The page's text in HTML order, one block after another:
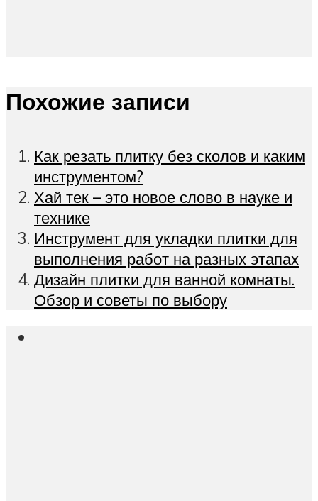
Похожие записи
Как резать плитку без сколов и каким
инструментом?
Хай тек – это новое слово в науке и
технике
Инструмент для укладки плитки для
выполнения работ на разных этапах
Дизайн плитки для ванной комнаты.
Обзор и советы по выбору